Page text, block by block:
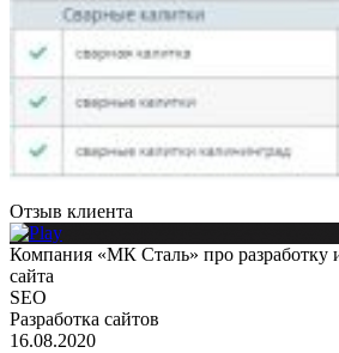
Отзыв клиента
Компания «МК Сталь» про разработку
сайта
SEO
Разработка сайтов
16.08.2020